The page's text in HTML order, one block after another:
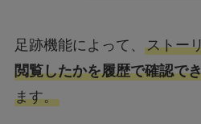
足跡機能によって、 ストー
閲覧したかを履歴で確認で
ます。